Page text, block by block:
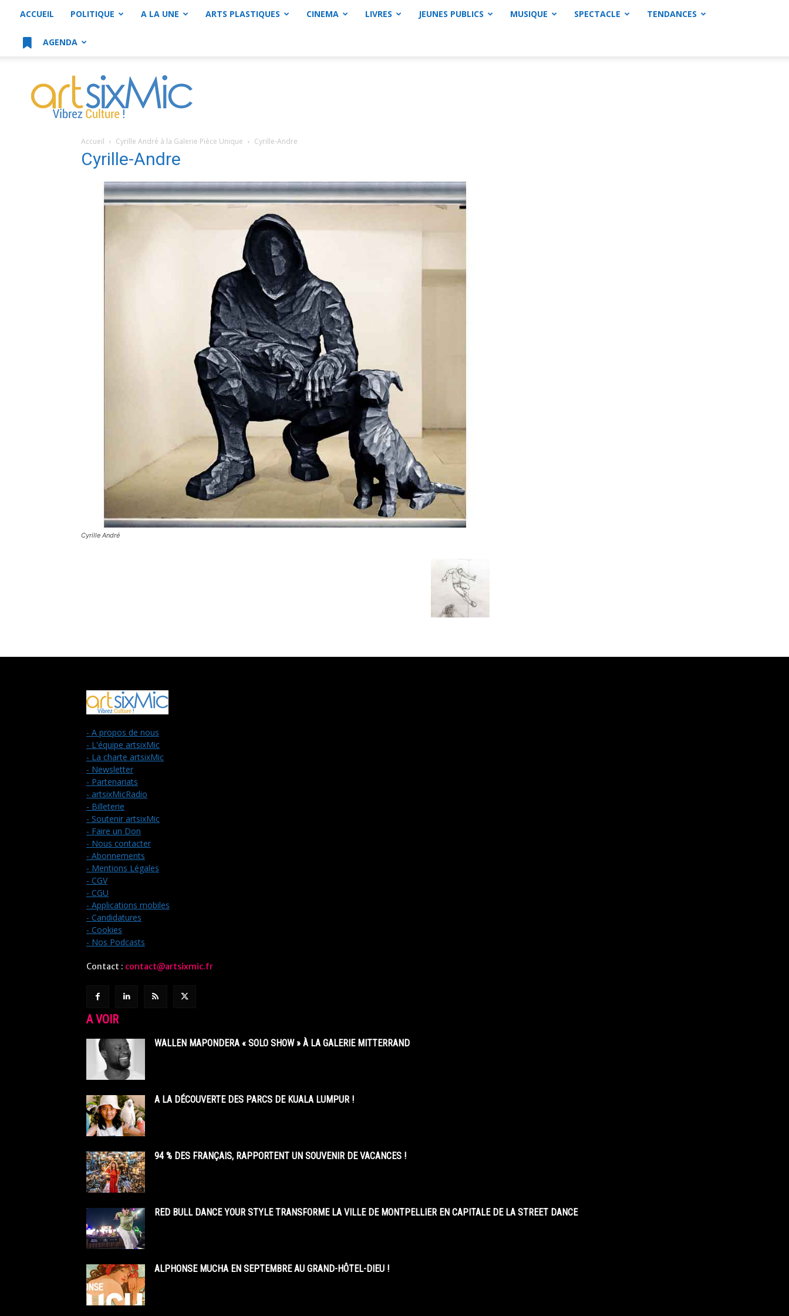
ACCUEIL POLITIQUE A LA UNE ARTS PLASTIQUES CINEMA LIVRES JEUNES PUBLICS MUSIQUE SPECTACLE TENDANCES
AGENDA
artsixMic
Accueil Cyrille André à la Galerie Pièce Unique Cyrille-Andre
Cyrille-Andre
Cyrille André
- A propos de nous
- L'équipe artsixMic
- La charte artsixMic
- Newsletter
- Partenariats
- artsixMicRadio
- Billeterie
- Soutenir artsixMic
- Faire un Don
- Nous contacter
- Abonnements
- Mentions Légales
- CGV
- CGU
- Applications mobiles
- Candidatures
- Cookies
- Nos Podcasts
Contact : contact@artsixmic.fr
A VOIR
WALLEN MAPONDERA « SOLO SHOW » À LA GALERIE MITTERRAND
A LA DÉCOUVERTE DES PARCS DE KUALA LUMPUR !
94 % DES FRANÇAIS, RAPPORTENT UN SOUVENIR DE VACANCES !
RED BULL DANCE YOUR STYLE TRANSFORME LA VILLE DE MONTPELLIER EN CAPITALE DE LA STREET DANCE
ALPHONSE MUCHA EN SEPTEMBRE AU GRAND-HÔTEL-DIEU !